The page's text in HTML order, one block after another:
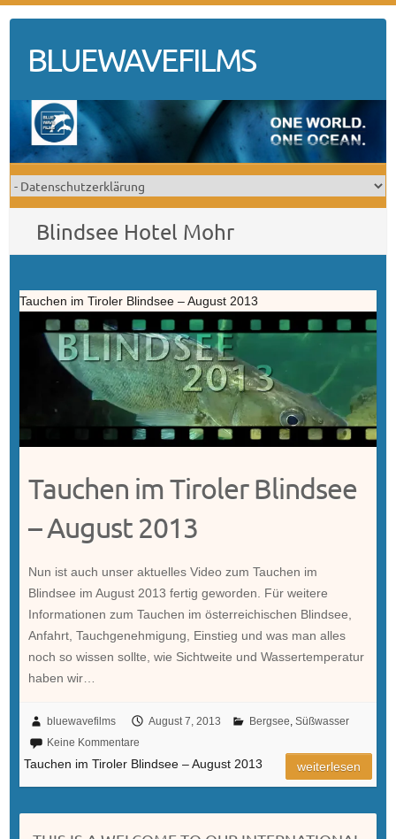
contentBLUEWAVEFILMS
Blindsee Hotel Mohr
Tauchen im Tiroler Blindsee – August 2013
Tauchen im Tiroler Blindsee
– August 2013
Nun ist auch unser aktuelles Video zum Tauchen im
Blindsee im August 2013 fertig geworden. Für weitere
Informationen zum Tauchen im österreichischen Blindsee,
Anfahrt, Tauchgenehmigung, Einstieg und was man alles
noch so wissen sollte, wie Sichtweite und Wassertemperatur
haben wir…
bluewavefilms August 7, 2013 Bergsee, Süßwasser
Keine Kommentare
Tauchen im Tiroler Blindsee – August 2013 weiterlesen